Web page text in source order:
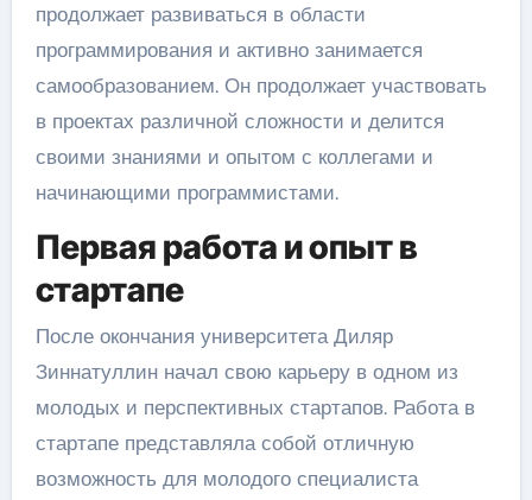
продолжает развиваться в области
программирования и активно занимается
самообразованием. Он продолжает участвовать
в проектах различной сложности и делится
своими знаниями и опытом с коллегами и
начинающими программистами.
Первая работа и опыт в
стартапе
После окончания университета Диляр
Зиннатуллин начал свою карьеру в одном из
молодых и перспективных стартапов. Работа в
стартапе представляла собой отличную
возможность для молодого специалиста